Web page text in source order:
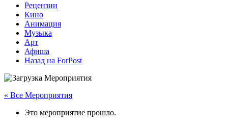
Рецензии
Кино
Анимация
Музыка
Арт
Афиша
Назад на ForPost
« Все Мероприятия
Это мероприятие прошло.